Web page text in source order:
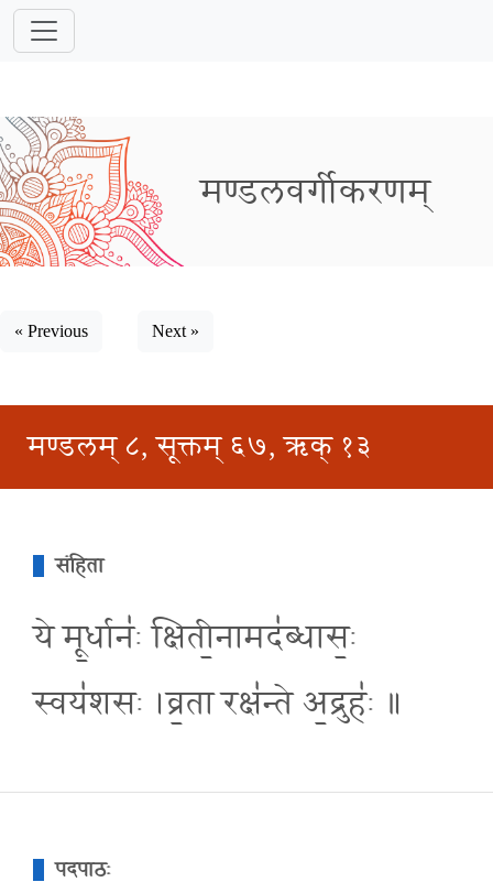
मण्डलवर्गीकरणम्
« Previous Next »
मण्डलम् ८, सूक्तम् ६७, ऋक् १३
संहिता
ये मू॒र्धानः॑ क्षिती॒नामद॑ब्धास॒ः
स्वय॑शसः ।व्र॒ता रक्ष॑न्ते अ॒द्रुहः॑ ॥
पदपाठः